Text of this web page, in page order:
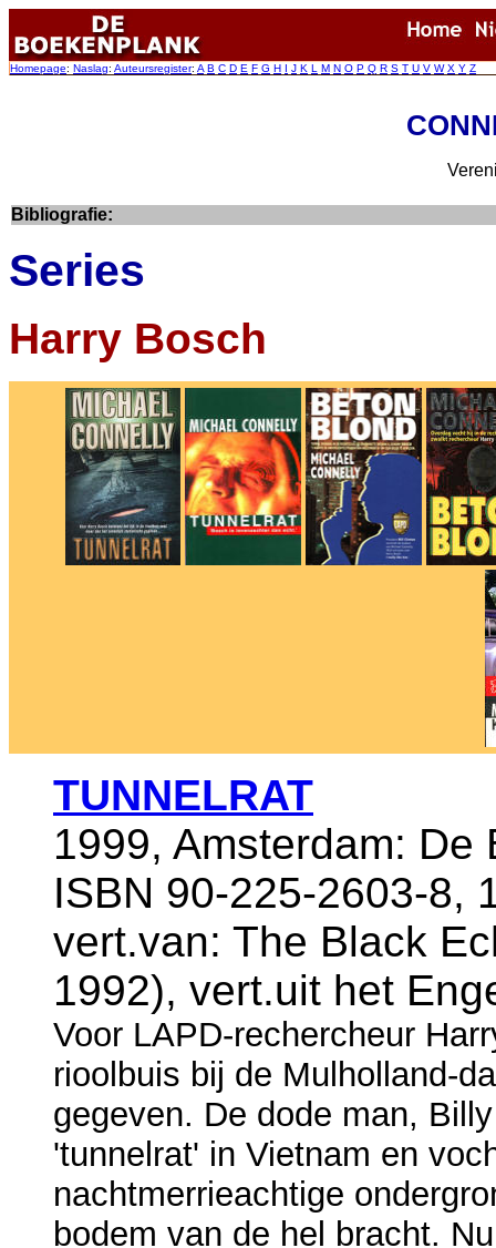
Homepage: Naslag: Auteursregister: A B C D E F G H I J K L M N O P Q R S T U V W X Y Z
Bibliografie:
Series
Harry Bosch
TUNNELRAT
1999, Amsterdam:
ISBN 90-225-2603-8,
vert.van: The Black
1992), vert.uit het
Voor LAPD-rechercheur
rioolbuis bij de Mulholland-
gegeven. De dode man,
'tunnelrat' in Vietnam en
nachtmerrieachtige
bodem van de hel bracht.